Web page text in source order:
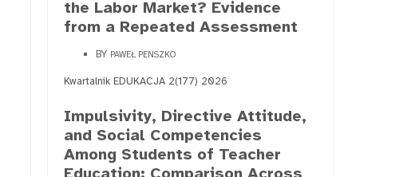
the Labor Market? Evidence
from a Repeated Assessment
BY PAWEŁ PENSZKO
Kwartalnik EDUKACJA 2(177) 2026
Impulsivity, Directive Attitude,
and Social Competencies
Among Students of Teacher